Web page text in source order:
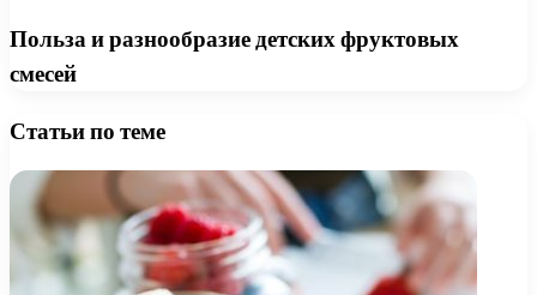
Польза и разнообразие детских фруктовых
смесей
Статьи по теме